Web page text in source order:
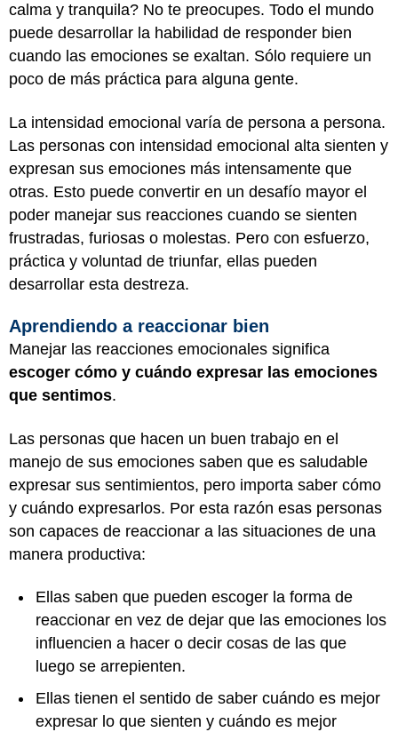
calma y tranquila? No te preocupes. Todo el mundo
puede desarrollar la habilidad de responder bien
cuando las emociones se exaltan. Sólo requiere un
poco de más práctica para alguna gente.
La intensidad emocional varía de persona a persona.
Las personas con intensidad emocional alta sienten y
expresan sus emociones más intensamente que
otras. Esto puede convertir en un desafío mayor el
poder manejar sus reacciones cuando se sienten
frustradas, furiosas o molestas. Pero con esfuerzo,
práctica y voluntad de triunfar, ellas pueden
desarrollar esta destreza.
Aprendiendo a reaccionar bien
Manejar las reacciones emocionales significa
escoger cómo y cuándo expresar las emociones
que sentimos.
Las personas que hacen un buen trabajo en el
manejo de sus emociones saben que es saludable
expresar sus sentimientos, pero importa saber cómo
y cuándo expresarlos. Por esta razón esas personas
son capaces de reaccionar a las situaciones de una
manera productiva:
Ellas saben que pueden escoger la forma de
reaccionar en vez de dejar que las emociones los
influencien a hacer o decir cosas de las que
luego se arrepienten.
Ellas tienen el sentido de saber cuándo es mejor
expresar lo que sienten y cuándo es mejor